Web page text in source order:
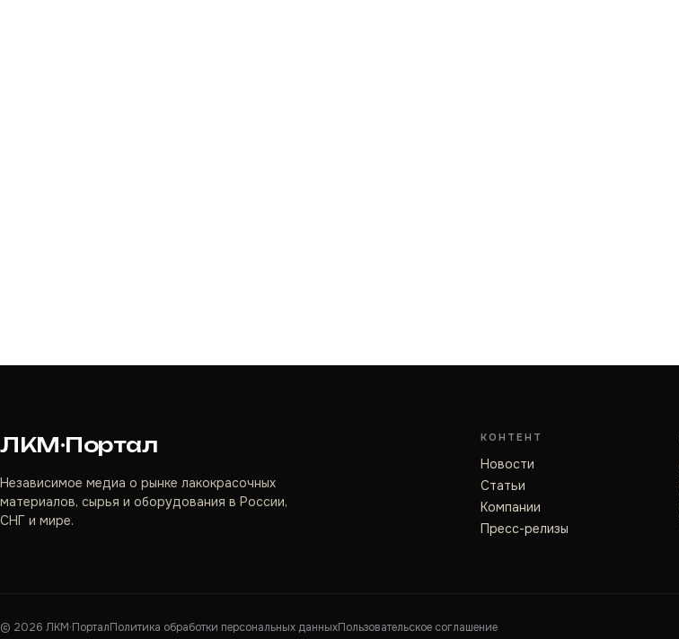
ЛКМ·Портал
Независимое медиа о рынке лакокрасочных
материалов, сырья и оборудования в России,
СНГ и мире.
КОНТЕНТ
Новости
Статьи
Компании
Пресс-релизы
© 2026 ЛКМ·ПорталПолитика обработки персональных данныхПользовательское соглашение